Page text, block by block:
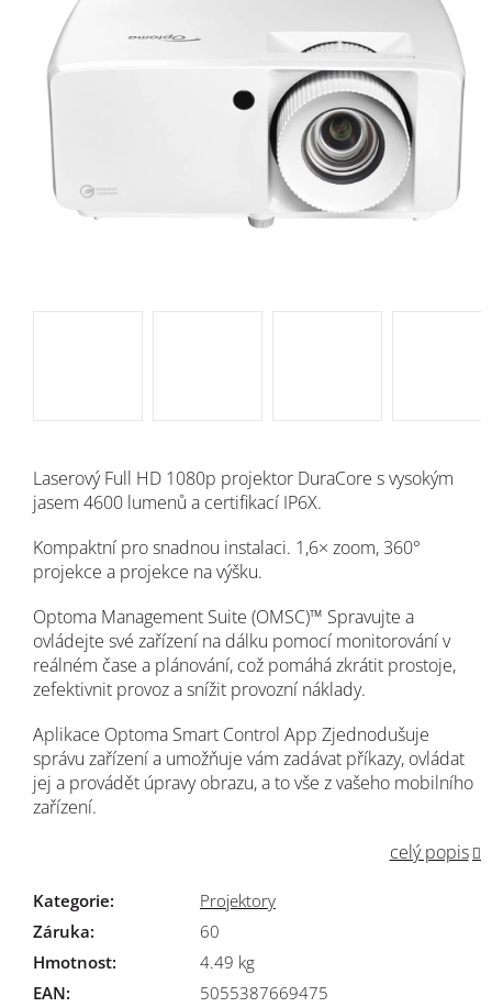
Laserový Full HD 1080p projektor DuraCore s vysokým
jasem 4600 lumenů a certifikací IP6X.
Kompaktní pro snadnou instalaci. 1,6× zoom, 360°
projekce a projekce na výšku.
Optoma Management Suite (OMSC)™ Spravujte a
ovládejte své zařízení na dálku pomocí monitorování v
reálném čase a plánování, což pomáhá zkrátit prostoje,
zefektivnit provoz a snížit provozní náklady.
Aplikace Optoma Smart Control App Zjednodušuje
správu zařízení a umožňuje vám zadávat příkazy, ovládat
jej a provádět úpravy obrazu, a to vše z vašeho mobilního
zařízení.
celý popis
Kategorie:
Projektory
Záruka:
60
Hmotnost:
4.49 kg
EAN:
5055387669475